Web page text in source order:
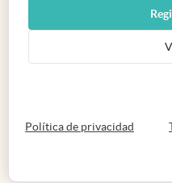
Política de privacidad abre